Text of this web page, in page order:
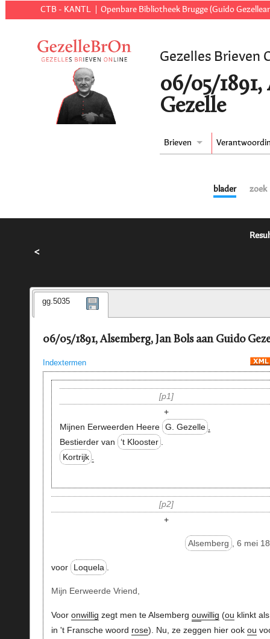
CTB - KANTL Openbare Bibliotheek Brugge (Guido
Gezelles Brieven
06/05/
Gezelle
Brieven
blader zoek
<
gg.5035
06/05/1891, Alsemberg, Jan Bols aan Guido
Indextermen
p1
+
Mijnen Eerweerden Heere G. Gezelle
Bestierder van
‘t Klooster
Kortrijk
p2
+
Alsemberg , 6 mei
voor Loquela
Mijn Eerweerde Vriend,
Voor onwillig zegt men te Alsemberg ouwillig (ou klinkt
in 't Fransche woord rose). Nu, ze zeggen hier ook ou